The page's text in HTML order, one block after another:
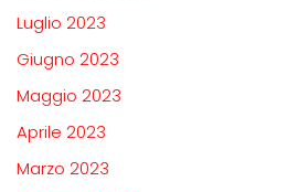
Luglio 2023
Giugno 2023
Maggio 2023
Aprile 2023
Marzo 2023